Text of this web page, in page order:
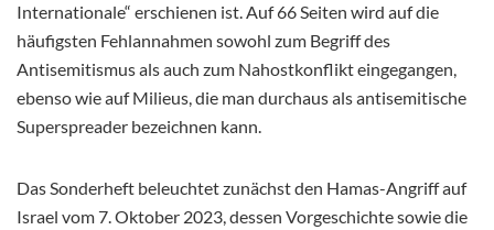
Internationale“ erschienen ist. Auf 66 Seiten wird auf die
häufigsten Fehlannahmen sowohl zum Begriff des
Antisemitismus als auch zum Nahostkonflikt eingegangen,
ebenso wie auf Milieus, die man durchaus als antisemitische
Superspreader bezeichnen kann.
Das Sonderheft beleuchtet zunächst den Hamas-Angriff auf
Israel vom 7. Oktober 2023, dessen Vorgeschichte sowie die